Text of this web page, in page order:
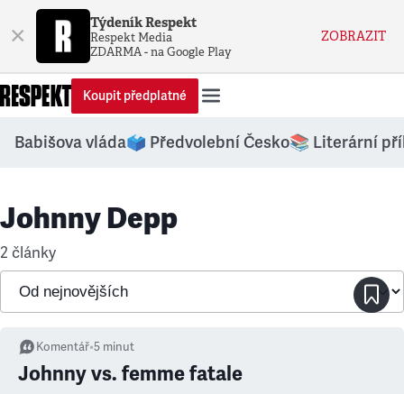
× Týdeník Respekt
Respekt Media
ZDARMA - na Google Play
ZOBRAZIT
Koupit předplatné
Babišova vláda🗳️ Předvolební Česko📚 Literární
Johnny Depp
2 články
Komentář•5 minut
Johnny vs. femme fatale